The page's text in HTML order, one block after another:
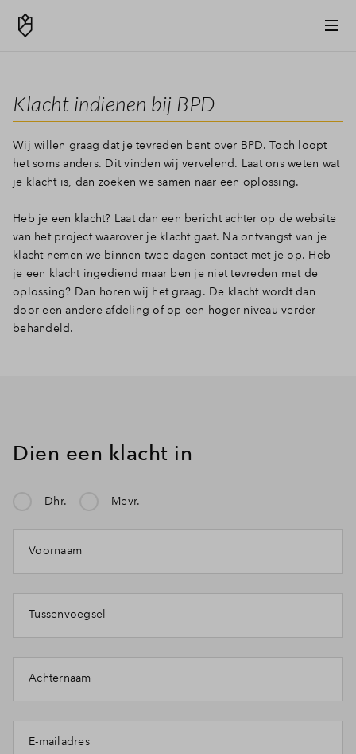
Klacht indienen bij BPD
Wij willen graag dat je tevreden bent over BPD. Toch loopt
het soms anders. Dit vinden wij vervelend. Laat ons weten wat
je klacht is, dan zoeken we samen naar een oplossing.
Heb je een klacht? Laat dan een bericht achter op de website
van het project waarover je klacht gaat. Na ontvangst van je
klacht nemen we binnen twee dagen contact met je op. Heb
je een klacht ingediend maar ben je niet tevreden met de
oplossing? Dan horen wij het graag. De klacht wordt dan
door een andere afdeling of op een hoger niveau verder
behandeld.
Dien een klacht in
Dhr. Mevr.
Voornaam
Tussenvoegsel
Achternaam
E-mailadres